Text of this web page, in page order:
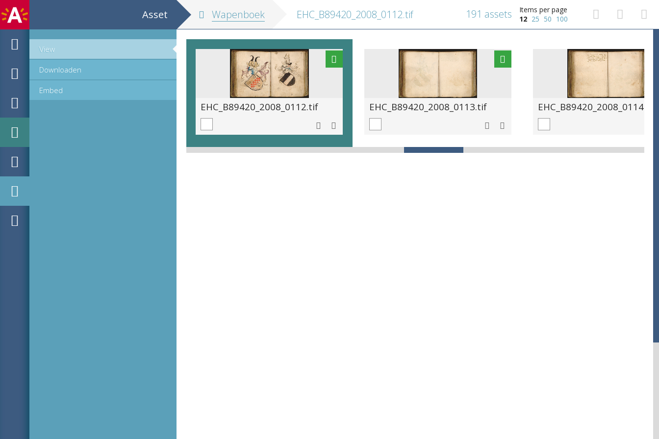
Asset
View
Downloaden
Embed
Wapenboek EHC_B89420_2008_0112.tif
Items per page
12 25 50 100
191 assets
EHC_B89420_2008_0112.tif EHC_B89420_2008_0113.tif EHC_B89420_2008_0114.tif